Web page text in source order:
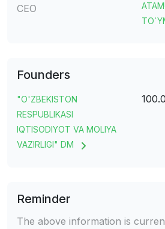
CEO
Founders
"O'ZBEKISTON
RESPUBLIKASI
IQTISODIYOT VA MOLIYA
VAZIRLIGI" DM
Reminder
The above information is